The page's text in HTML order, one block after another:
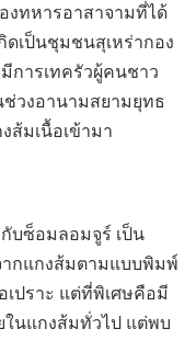
งทหารอาสาจามที่ได้
ดเป็นชุมชนสุเหร่ากอง
การเทครัวผู้คนชาว
ช่วงอานามสยามยุทธ
ส้มเนื้อเข้ามา
บซ็อมลอมจูร์ เป็น
ากแกงส้มตามแบบพิมพ์
ปราะ แต่ที่พิเศษคือมี
นแกงส้มทั่วไป แต่พบ